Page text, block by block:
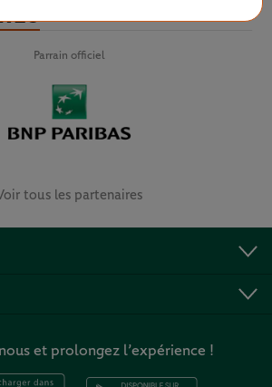
Parrain officiel
tous les partenaires
et prolongez l’expérience !